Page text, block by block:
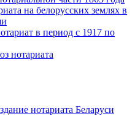
на белорусских землях в
в период с 1917 по
нотариата
нотариата Беларуси